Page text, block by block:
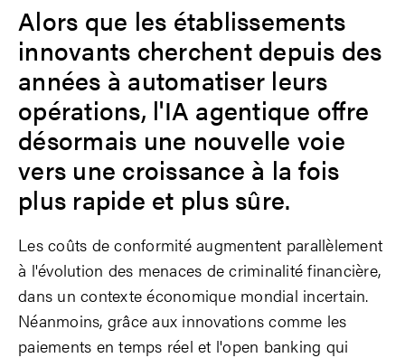
Alors que les établissements
innovants cherchent depuis des
années à automatiser leurs
opérations, l'IA agentique offre
désormais une nouvelle voie
vers une croissance à la fois
plus rapide et plus sûre.
Les coûts de conformité augmentent parallèlement
à l'évolution des menaces de criminalité financière,
dans un contexte économique mondial incertain.
Néanmoins, grâce aux innovations comme les
paiements en temps réel et l'open banking qui